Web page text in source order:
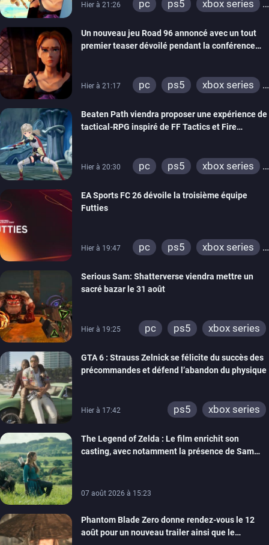
Hier à 21:26 pc ps5
xbox series
xbox one
switch 2
Un nouveau jeu Road 96 annoncé avec un tout
premier teaser dévoilé pendant la conférence
Hier à 21:17 pc ps5
xbox series
xbox one
Beaten Path viendra proposer une expérience de
tactical-RPG inspiré de FF Tactics et Fire
Hier à 20:30 pc ps5
xbox series
EA Sports FC 26 dévoile la troisième équipe
Futties
Hier à 19:47 pc ps5
xbox series
xbox one
switch 2
Serious Sam: Shatterverse viendra mettre un
sacré bazar le 31 août
Hier à 19:25 pc ps5 xbox series
GTA 6 : Strauss Zelnick se félicite du succès des
précommandes et défend l’abandon du physique
Hier à 17:42 ps5 xbox series
The Legend of Zelda : Le film enrichit son
casting, avec notamment la présence de Sam
07 août 2026 à 15:23
Phantom Blade Zero donne rendez-vous le 12
août pour un nouveau trailer ainsi que le